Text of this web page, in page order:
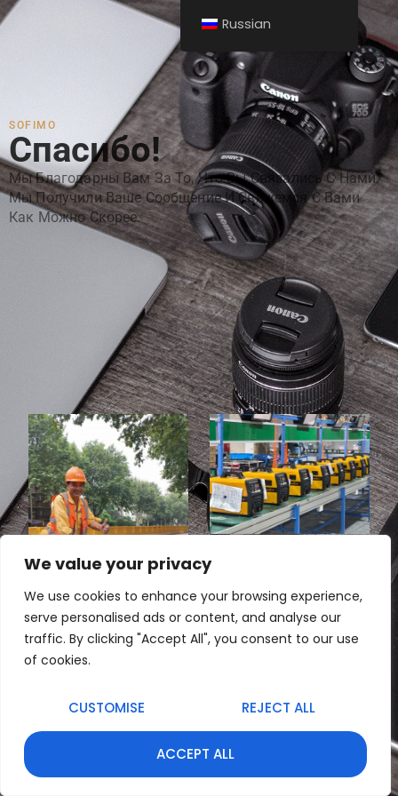
We value your privacy
We use cookies to enhance your browsing experience,
serve personalised ads or content, and analyse our
traffic. By clicking "Accept All", you consent to our use
of cookies.
CUSTOMISE REJECT ALL
ACCEPT ALL
SOFIMO
Спасибо!
Мы Благодарны Вам За То, Что Вы Связались С Нами.
Мы Получили Ваше Сообщение И Свяжемся С Вами
Как Можно Скорее.
Russian